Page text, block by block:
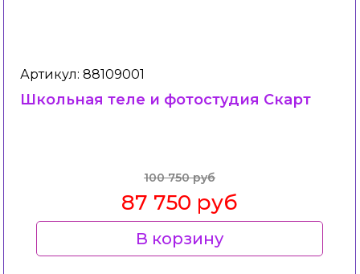
Артикул: 88109001
Школьная теле и фотостудия Скарт
100 750 руб
87 750 руб
В корзину